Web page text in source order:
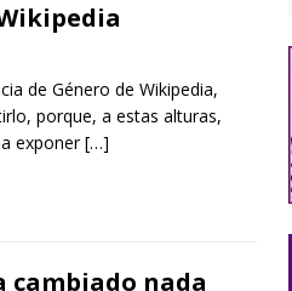
de Género de Wikipedia,
porque, a estas alturas,
exponer[…]
cambiado nada